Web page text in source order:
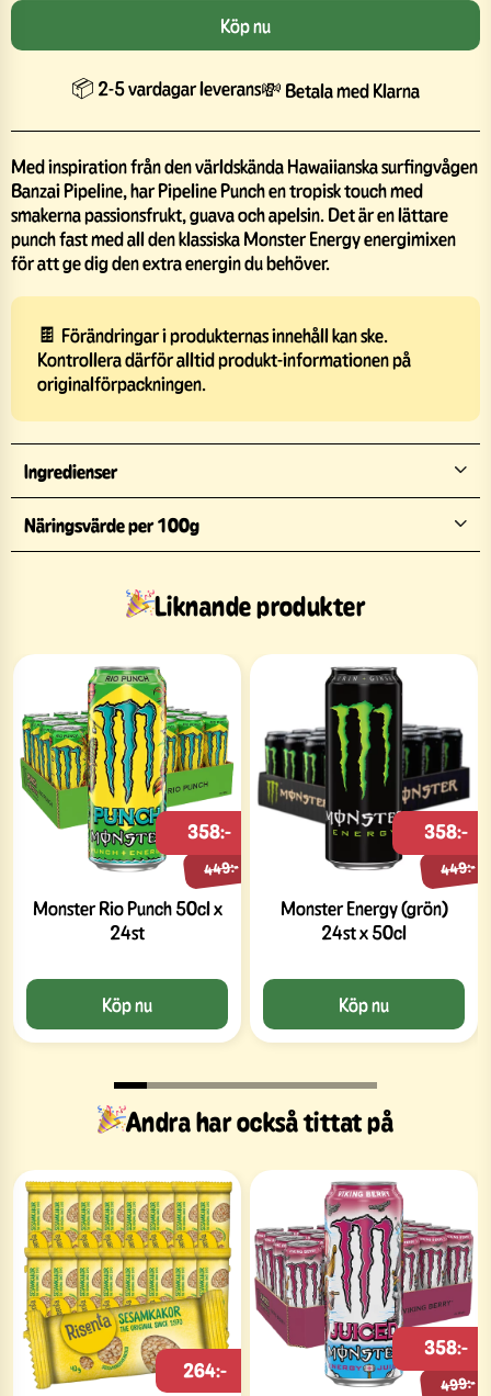
Köp nu
📦 2-5 vardagar leverans💸 Betala med Klarna
Med inspiration från den världskända Hawaiianska surfingvågen
Banzai Pipeline, har Pipeline Punch en tropisk touch med
smakerna passionsfrukt, guava och apelsin. Det är en lättare
punch fast med all den klassiska Monster Energy energimixen
för att ge dig den extra energin du behöver.
🍫 Förändringar i produkternas innehåll kan ske.
Kontrollera därför alltid produkt-informationen på
originalförpackningen.
Ingredienser
Näringsvärde per 100g
Liknande produkter
Monster Rio Punch 50cl x
24st
449:-
358:-
Köp nu
Monster Energy (grön)
24st x 50cl
449:-
358:-
Köp nu
Andra har också tittat på
264:-
499:-
358:-